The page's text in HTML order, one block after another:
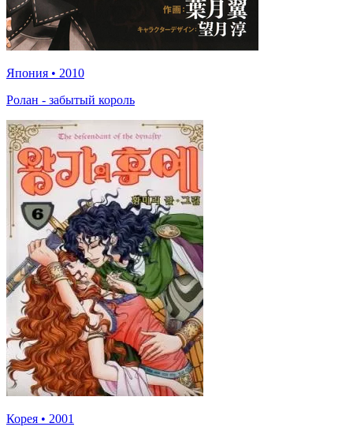
Япония • 2010
Ролан - забытый король
Корея • 2001